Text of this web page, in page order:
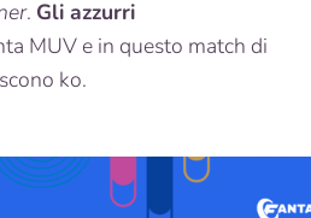
. Gli azzurri
MUV e in questo match di
ko.